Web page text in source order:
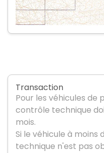
Transaction
Pour les véhicules de
contrôle technique
mois.
Si le véhicule à moins
technique n'est pas